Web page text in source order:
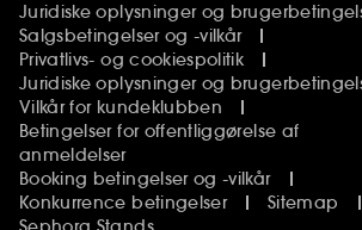
Juridiske oplysninger og
Salgsbetingelser og -vilkår
Privatlivs- og cookiespolitik
Juridiske oplysninger og
Vilkår for kundeklubben
Betingelser for offentliggørelse af
anmeldelser
Booking betingelser og -vilkår
Konkurrence betingelser
Sitemap